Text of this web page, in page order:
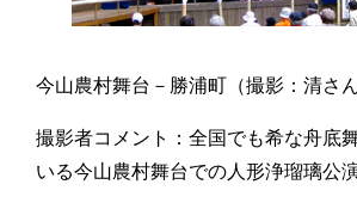
今山農村舞台－勝浦町（撮影：清さん
撮影者コメント：全国でも希な舟底
いる今山農村舞台での人形浄瑠璃公演